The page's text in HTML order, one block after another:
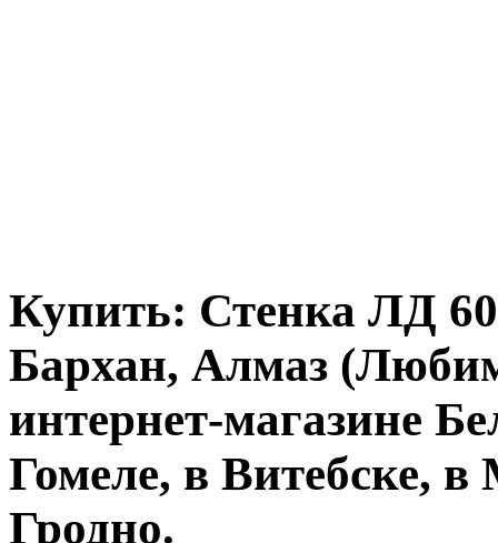
Купить: Стенка ЛД
Бархан, Алмаз
интернет-магазине
Гомеле, в Витебске, в
Гродно.